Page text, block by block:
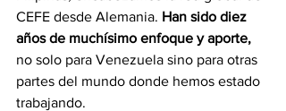
CEFE desde Alemania. Han sido diez
años de muchísimo enfoque y aporte,
no solo para Venezuela sino para otras
partes del mundo donde hemos estado
trabajando.